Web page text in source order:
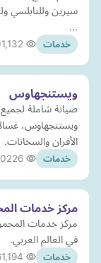
سيرين وللنابلسي
…
خدمات
ويستنجهاوس
ويستنجهاوس،
الأفران والسخانات.
خدمات
مركز خدمات
مركز خدمات
في العالم العربي.
خدمات